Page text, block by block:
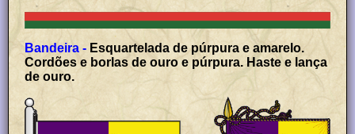
Bandeira - Esquartelada de púrpura e amarelo.
Cordões e borlas de ouro e púrpura. Haste e lança
de ouro.